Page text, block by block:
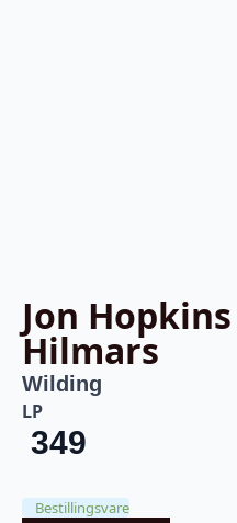
Jon
Hilmars
Wilding
LP
349
Bestillingsvare